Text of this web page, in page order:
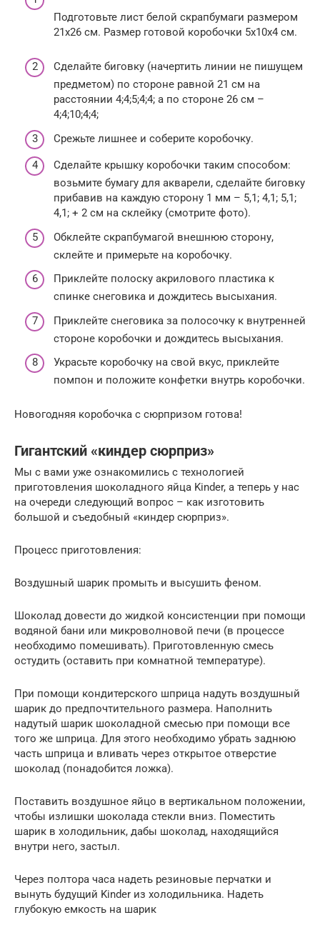
Подготовьте лист белой скрапбумаги размером
21х26 см. Размер готовой коробочки 5х10х4 см.
Сделайте биговку (начертить линии не пишущем
предметом) по стороне равной 21 см на
расстоянии 4;4;5;4;4; а по стороне 26 см –
4;4;10;4;4;
Срежьте лишнее и соберите коробочку.
Сделайте крышку коробочки таким способом:
возьмите бумагу для акварели, сделайте биговку
прибавив на каждую сторону 1 мм – 5,1; 4,1; 5,1;
4,1; + 2 см на склейку (смотрите фото).
Обклейте скрапбумагой внешнюю сторону,
склейте и примерьте на коробочку.
Приклейте полоску акрилового пластика к
спинке снеговика и дождитесь высыхания.
Приклейте снеговика за полосочку к внутренней
стороне коробочки и дождитесь высыхания.
Украсьте коробочку на свой вкус, приклейте
помпон и положите конфетки внутрь коробочки.
Новогодняя коробочка с сюрпризом готова!
Гигантский «киндер сюрприз»
Мы с вами уже ознакомились с технологией
приготовления шоколадного яйца Kinder, а теперь у нас
на очереди следующий вопрос – как изготовить
большой и съедобный «киндер сюрприз».
Процесс приготовления:
Воздушный шарик промыть и высушить феном.
Шоколад довести до жидкой консистенции при помощи
водяной бани или микроволновой печи (в процессе
необходимо помешивать). Приготовленную смесь
остудить (оставить при комнатной температуре).
При помощи кондитерского шприца надуть воздушный
шарик до предпочтительного размера. Наполнить
надутый шарик шоколадной смесью при помощи все
того же шприца. Для этого необходимо убрать заднюю
часть шприца и вливать через открытое отверстие
шоколад (понадобится ложка).
Поставить воздушное яйцо в вертикальном положении,
чтобы излишки шоколада стекли вниз. Поместить
шарик в холодильник, дабы шоколад, находящийся
внутри него, застыл.
Через полтора часа надеть резиновые перчатки и
вынуть будущий Kinder из холодильника. Надеть
глубокую емкость на шарик